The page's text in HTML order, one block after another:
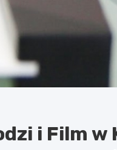
i Film